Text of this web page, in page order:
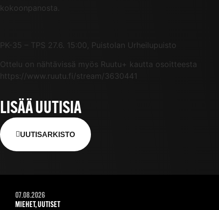
kokoonpanosta.
PK-35 – TPS 27.6. 15:00, Puistolan Urheilupuisto
Ottelu on nähtävissä myös Ruutu+ kautta osoitteesta
https://www.ruutu.fi/stream/3630441
LISÄÄ UUTISIA
UUTISARKISTO
07.08.2026
MIEHET, UUTISET